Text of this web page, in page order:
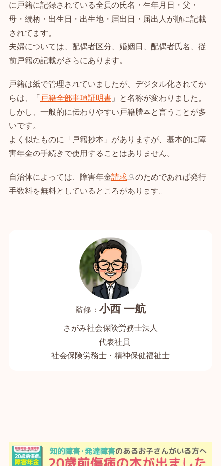
に戸籍に記録されている全員の氏名・生年月日・父・
母・続柄・出生日・出生地・届出日・届出人が順に記載
されてます。
夫婦については、配偶者区分、婚姻日、配偶者氏名、従
前戸籍の記載がさらにあります。
戸籍は紙で管理されていましたが、デジタル化されてか
らは、「 戸籍全部事項証明書」と名称が変わりました。
しかし、一般的に伝わりやすい戸籍謄本と言うことが多
いです。
よく似たものに「戸籍抄本」がありますが、基本的に障
害年金の手続きで使用することはありません。
自治体によっては、障害年金請求
のためであれば発行
手数料を無料としているところがあります。
小西 一航
さがみ社会保険労務士法人
代表社員
社会保険労務士・精神保健福祉士